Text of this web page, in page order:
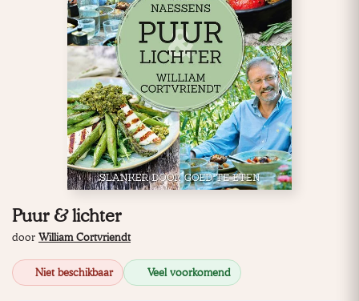
Puur & lichter
door William Cortvriendt
Niet beschikbaar Veel voorkomend